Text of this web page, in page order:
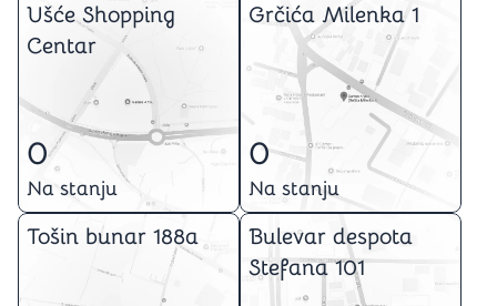
Ušće Shopping
Centar
0
Na stanju
Grčića Milenka 1
0
Na stanju
Tošin bunar 188a
Bulevar despota
Stefana 101